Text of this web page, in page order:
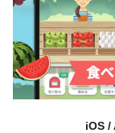
iOS /